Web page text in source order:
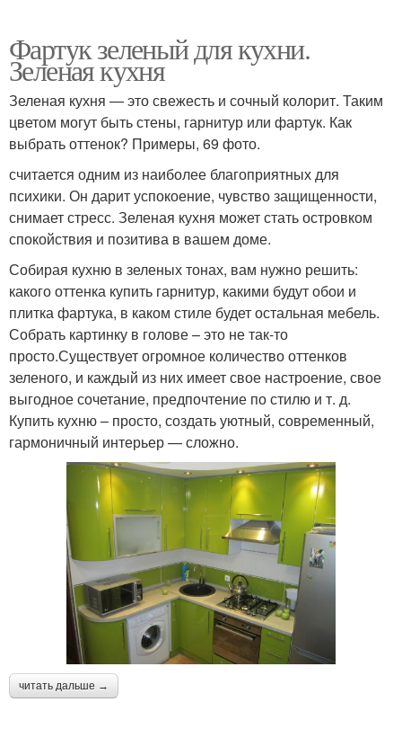
Фартук зеленый для кухни.
Зеленая кухня
Зеленая кухня — это свежесть и сочный колорит. Таким
цветом могут быть стены, гарнитур или фартук. Как
выбрать оттенок? Примеры, 69 фото.
считается одним из наиболее благоприятных для
психики. Он дарит успокоение, чувство защищенности,
снимает стресс. Зеленая кухня может стать островком
спокойствия и позитива в вашем доме.
Собирая кухню в зеленых тонах, вам нужно решить:
какого оттенка купить гарнитур, какими будут обои и
плитка фартука, в каком стиле будет остальная мебель.
Собрать картинку в голове – это не так-то
просто.Существует огромное количество оттенков
зеленого, и каждый из них имеет свое настроение, свое
выгодное сочетание, предпочтение по стилю и т. д.
Купить кухню – просто, создать уютный, современный,
гармоничный интерьер — сложно.
читать дальше →